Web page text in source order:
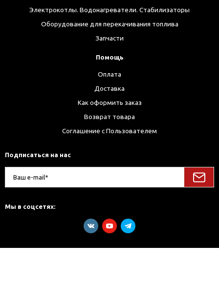
Электрокотлы. Водонагреватели. Стабилизаторы
Оборудование для перекачивания топлива
Запчасти
Помощь
Оплата
Доставка
Как оформить заказ
Возврат товара
Соглашение с Пользователем
Подписаться на нас
Мы в соцсетях: